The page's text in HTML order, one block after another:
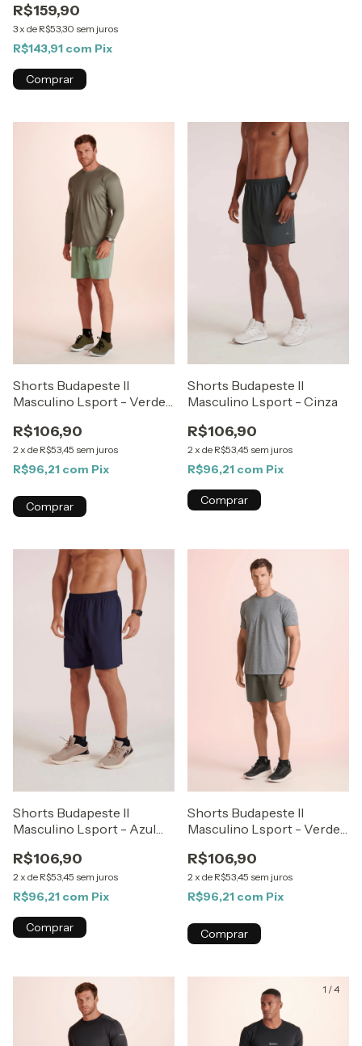
R$159,90
3 x de R$53,30 sem juros
R$143,91 com Pix
Comprar
Shorts Budapeste II
Masculino Lsport - Verde
R$106,90
2 x de R$53,45 sem juros
R$96,21 com Pix
Comprar
Shorts Budapeste II
Masculino Lsport - Cinza
R$106,90
2 x de R$53,45 sem juros
R$96,21 com Pix
Comprar
Shorts Budapeste II
Masculino Lsport - Azul
R$106,90
2 x de R$53,45 sem juros
R$96,21 com Pix
Comprar
Shorts Budapeste II
Masculino Lsport - Verde
R$106,90
2 x de R$53,45 sem juros
R$96,21 com Pix
Comprar
1 /4